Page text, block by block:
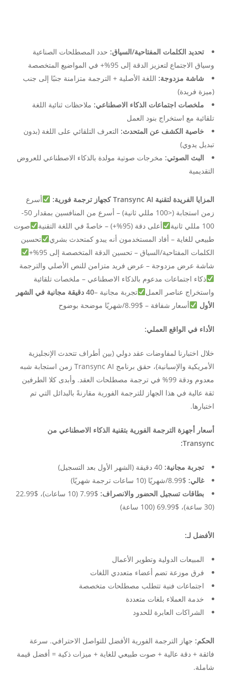
تحديد الكلمات المفتاحية/السياق: حدد المصطلحات الصناعية
وسياق الاجتماع لتعزيز الدقة إلى 95%+ في المواضيع المتخصصة
شاشة مزدوجة: اللغة الأصلية + الترجمة متزامنة جنبًا إلى جنب
(ميزة فريدة)
ملخصات اجتماعات الذكاء الاصطناعي: ملاحظات ثنائية اللغة
تلقائية مع استخراج بنود العمل
خاصية الكشف عن المتحدث: التعرف التلقائي على اللغة (بدون
تبديل يدوي)
البث الصوتي: مخرجات صوتية مولدة بالذكاء الاصطناعي للعروض
التقديمية
المزايا الفريدة لتقنية Transync AI كجهاز ترجمة فورية:
أسرع
زمن استجابة (<100 مللي ثانية) – أسرع من المنافسين بمقدار 50-
100 مللي ثانية
أعلى دقة (95%+) – خاصةً في اللغة التقنية
صوت
طبيعي للغاية – أفاد المستخدمون أنه يبدو كمتحدث بشري
تحسين
الكلمات المفتاحية/السياق – تحسين الدقة المتخصصة إلى 95%+
شاشة عرض مزدوجة – عرض فريد متزامن للنص الأصلي والترجمة
ذكاء اجتماعات مدعوم بالذكاء الاصطناعي – ملخصات تلقائية
واستخراج عناصر العمل
تجربة مجانية –
40 دقيقة مجانية في الشهر
الأول
أسعار شفافة – $8.99/شهريًا موضحة بوضوح
الأداء في الواقع العملي:
خلال اختبارنا لمفاوضات عقد دولي (بين أطراف تتحدث الإنجليزية
الأمريكية والإسبانية)، حقق برنامج Transync AI زمن استجابة شبه
معدوم ودقة 99% في ترجمة مصطلحات العقد. وأبدى كلا الطرفين
ثقة عالية في هذا الجهاز للترجمة الفورية مقارنةً بالبدائل التي تم
اختبارها.
أسعار أجهزة الترجمة الفورية بتقنية الذكاء الاصطناعي من
Transync:
تجربة مجانية:
غالي: $8.99/شهريًا (10 ساعات ترجمة شهريًا)
بطاقات تسجيل الحضور والانصراف:
$7.99 (10 ساعات)، $22.99
(30 ساعة)، $69.99 (100 ساعة)
الأفضل لـ:
المبيعات الدولية وتطوير الأعمال
فرق موزعة تضم أعضاء متعددي اللغات
اجتماعات فنية تتطلب مصطلحات متخصصة
خدمة العملاء بلغات متعددة
الشراكات العابرة للحدود
الحكم: جهاز الترجمة الفورية الأفضل للتواصل الاحترافي. سرعة
فائقة + دقة عالية + صوت طبيعي للغاية + ميزات ذكية = أفضل قيمة
شاملة.